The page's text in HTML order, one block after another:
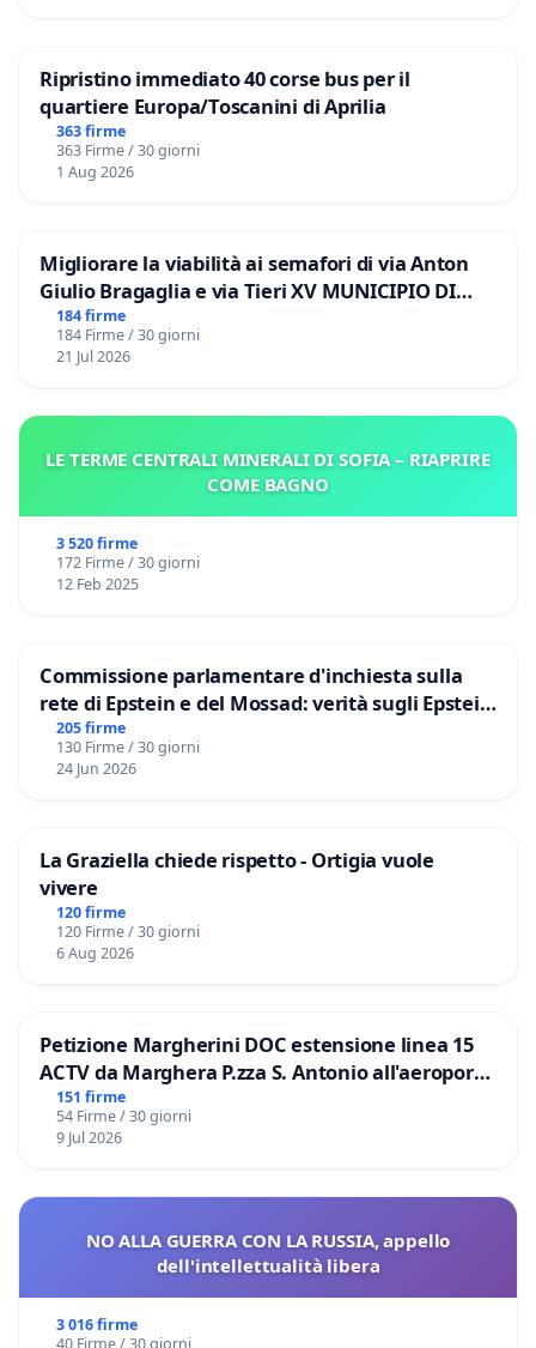
Ripristino immediato 40 corse bus per il
quartiere Europa/Toscanini di Aprilia
363 firme
363 Firme / 30 giorni
1 Aug 2026
Migliorare la viabilità ai semafori di via Anton
Giulio Bragaglia e via Tieri XV MUNICIPIO DI
ROMA
184 firme
184 Firme / 30 giorni
21 Jul 2026
LE TERME CENTRALI MINERALI DI SOFIA – RIAPRIRE
COME BAGNO
3 520 firme
172 Firme / 30 giorni
12 Feb 2025
Commissione parlamentare d'inchiesta sulla
rete di Epstein e del Mossad: verità sugli Epstein
Files
205 firme
130 Firme / 30 giorni
24 Jun 2026
La Graziella chiede rispetto - Ortigia vuole
vivere
120 firme
120 Firme / 30 giorni
6 Aug 2026
Petizione Margherini DOC estensione linea 15
ACTV da Marghera P.zza S. Antonio all'aeroporto
Marco Polo tariffa a € 1,50
151 firme
54 Firme / 30 giorni
9 Jul 2026
NO ALLA GUERRA CON LA RUSSIA, appello
dell'intellettualità libera
3 016 firme
40 Firme / 30 giorni